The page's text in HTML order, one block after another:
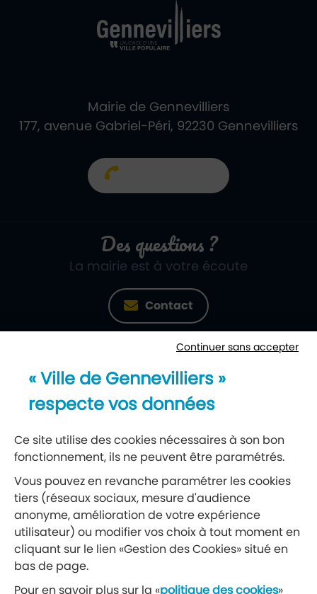
Mairie de Gennevilliers
177, avenue Gabriel-Péri, 92230 Gennevilliers
Des questions ?
La mairie est à votre écoute
Contact
Newsletter
Réseaux sociaux
Suivez-nous
Retrouvez nous sur Facebook
Continuer sans accepter
« Ville de Gennevilliers »
respecte vos données
Ce site utilise des cookies nécessaires à son bon
fonctionnement, ils ne peuvent être paramétrés.
Vous pouvez en revanche paramétrer les cookies
tiers (réseaux sociaux, mesure d'audience
anonyme, amélioration de votre expérience
utilisateur) ou modifier vos choix à tout moment en
cliquant sur le lien «Gestion des Cookies» situé en
bas de page.
Pour en savoir plus sur la «politique des cookies»